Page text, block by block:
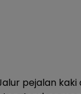
pejalan